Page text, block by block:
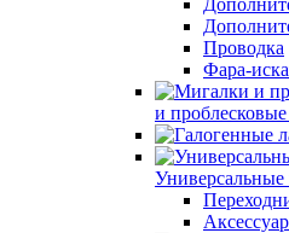
Проводка
Фара-
и